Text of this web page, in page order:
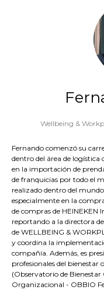
Wellbeing &
Fernando comenzó su
dentro del área de
en la importación de
de franquicias por todo el
realizado dentro del
especialmente en la
de compras de
reportando a la directora
de WELLBEING &
y coordina la
compañía. Además, es
profesionales del
(Observatorio de
Organizacional - OBBIO